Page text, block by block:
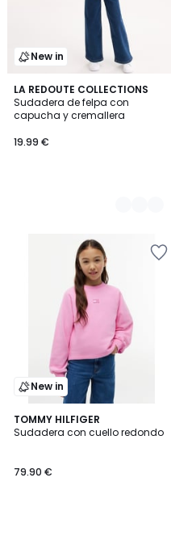
New in
LA REDOUTE COLLECTIONS
Sudadera de felpa con
capucha y cremallera
19.99 €
4
Colores
New in
TOMMY HILFIGER
Sudadera con cuello redondo
79.90 €